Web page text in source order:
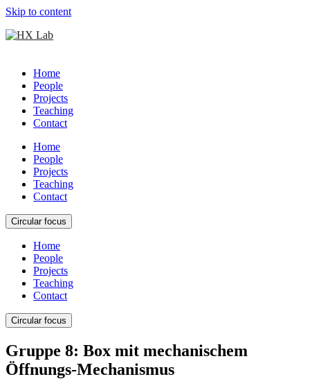
Skip to content
Home
People
Projects
Teaching
Contact
Home
People
Projects
Teaching
Contact
Circular focus
Home
People
Projects
Teaching
Contact
Circular focus
Gruppe 8: Box mit mechanischem
Öffnungs-Mechanismus